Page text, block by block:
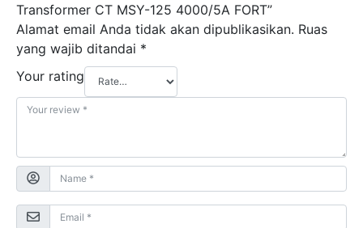
Transformer CT MSY-125 4000/5A FORT”
Alamat email Anda tidak akan dipublikasikan. Ruas
yang wajib ditandai *
Your rating